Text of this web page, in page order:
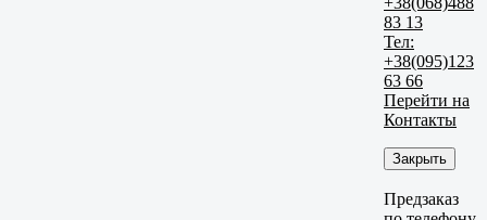
83 13
Тел:
+38(095)123
63 66
Перейти на
Контакты
Закрыть
Предзаказ